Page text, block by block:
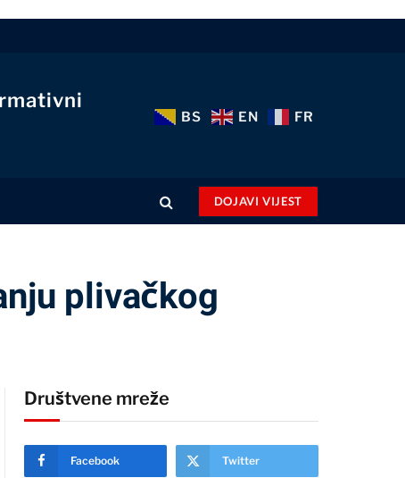
BS EN FR
DOJAVI VIJEST
plivačkog
Društvene mreže
Facebook Twitter